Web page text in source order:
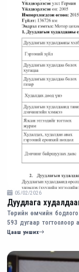
05/02/2026
Дуудлага
Төрийн өмчийн
593 дугаар тогтоолоор
77 УБЕ маркын хуучин
Цааш унших